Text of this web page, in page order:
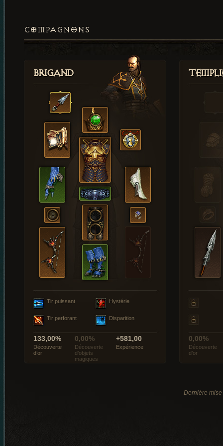
COMPAGNONS
Brigand
Tir puissant Hystérie
Tir perforant Disparition
133,00%
Découverte
d’or
0,00%
Découverte
d’objets
magiques
+581,00
Expérience
0,00%
Découverte
d’or
Dernière